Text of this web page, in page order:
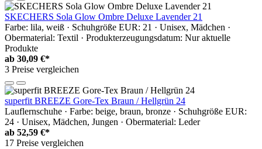
SKECHERS Sola Glow Ombre Deluxe Lavender 21
Farbe: lila, weiß · Schuhgröße EUR: 21 · Unisex, Mädchen ·
Obermaterial: Textil · Produkterzeugungsdatum: Nur aktuelle
Produkte
ab 30,09 €*
3 Preise vergleichen
superfit BREEZE Gore-Tex Braun / Hellgrün 24
Lauflernschuhe · Farbe: beige, braun, bronze · Schuhgröße EUR:
24 · Unisex, Mädchen, Jungen · Obermaterial: Leder
ab 52,59 €*
17 Preise vergleichen